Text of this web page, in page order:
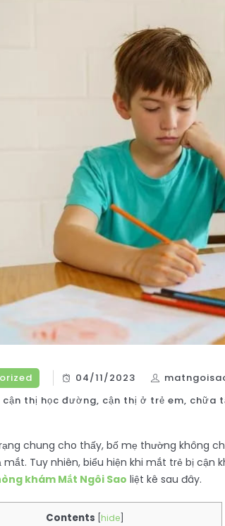
04/11/2023
cận thị học đường, cận thị ở trẻ em, chữa
chung cho thấy, bố mẹ thường không
mắt. Tuy nhiên, biểu hiện khi mắt trẻ bị cận
khám Mắt Ngôi Sao liệt kê sau đây.
Contents hide]